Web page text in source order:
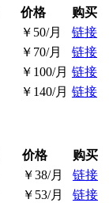
价格
购买
￥50/月
链接
￥70/月
链接
￥100/月 链接
￥140/月 链接
价格
购买
￥38/月
链接
￥53/月
链接